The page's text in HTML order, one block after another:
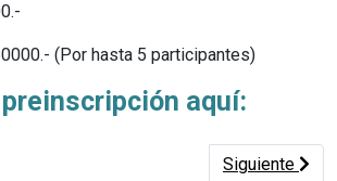
(Por hasta 5 participantes)
aquí:
artificial 3.0 Artículo
Siguiente